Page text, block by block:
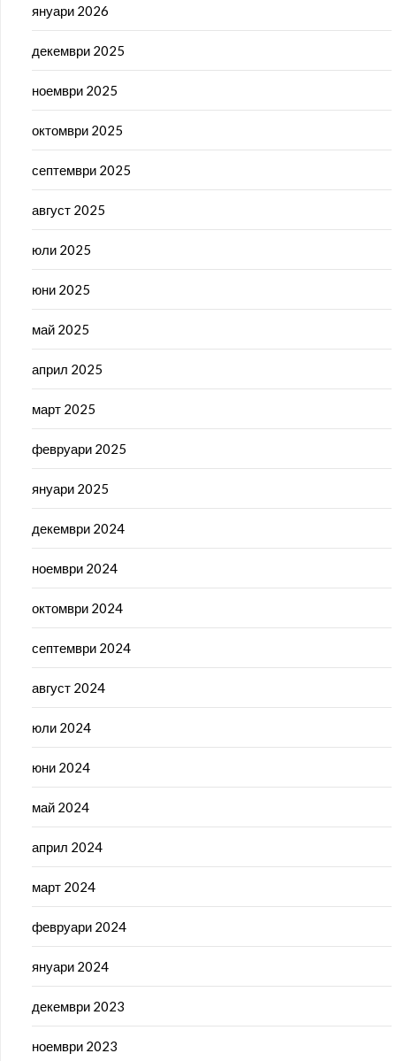
януари 2026
декември 2025
ноември 2025
октомври 2025
септември 2025
август 2025
юли 2025
юни 2025
май 2025
април 2025
март 2025
февруари 2025
януари 2025
декември 2024
ноември 2024
октомври 2024
септември 2024
август 2024
юли 2024
юни 2024
май 2024
април 2024
март 2024
февруари 2024
януари 2024
декември 2023
ноември 2023